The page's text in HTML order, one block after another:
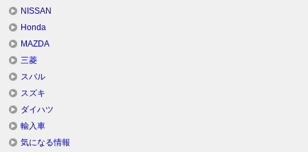
NISSAN
Honda
MAZDA
三菱
スバル
スズキ
ダイハツ
輸入車
気になる情報